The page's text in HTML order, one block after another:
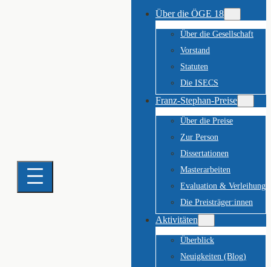
Über die ÖGE 18
Über die Gesellschaft
Vorstand
Statuten
Die ISECS
Franz-Stephan-Preise
Über die Preise
Zur Person
Dissertationen
Masterarbeiten
Evaluation & Verleihung
Die Preisträger:innen
Aktivitäten
Überblick
Neuigkeiten (Blog)